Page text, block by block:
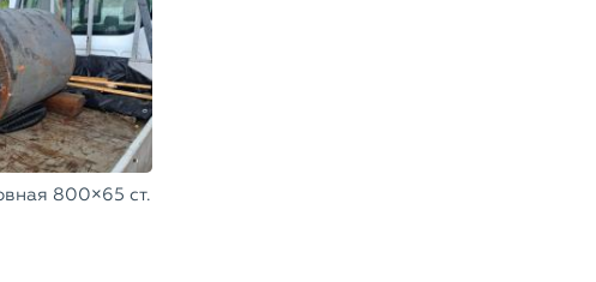
800×65 ст.